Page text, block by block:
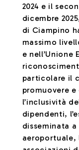
2024 e il
dicembre
di Ciampino
massimo
e nell’Unione
particolare il
promuovere
l’inclusività
dipendenti,
disseminata
aeroportuale,